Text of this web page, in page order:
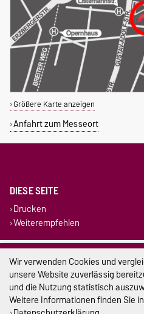
Größere Karte anzeigen
Anfahrt zum Messeort
DIESE SEITE
Drucken
Weiterempfehlen
Wir verwenden Cookies und
unsere Website zuverlässig
und die Nutzung statistisch
Weitere Informationen finden Sie